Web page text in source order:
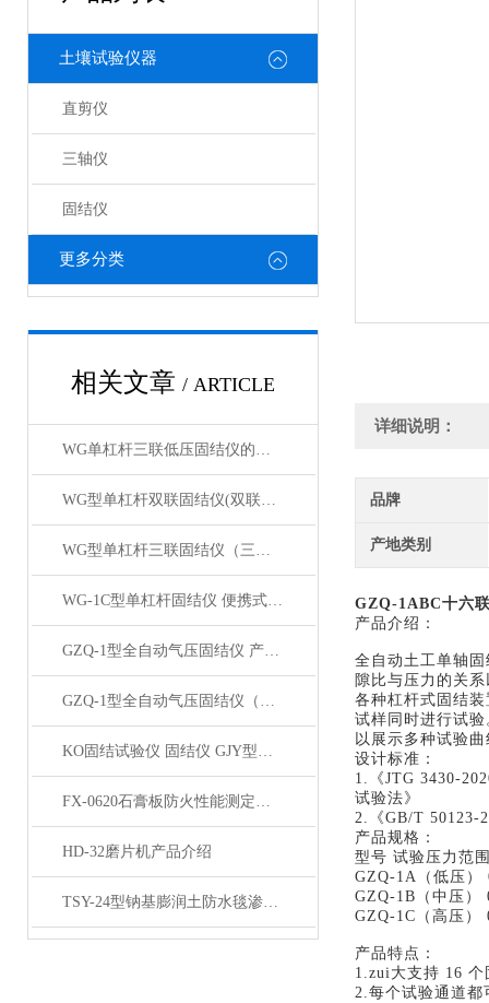
土壤试验仪器
直剪仪
三轴仪
固结仪
更多分类
相关文章 / ARTICLE
WG单杠杆三联低压固结仪的工作原理与结构解析
WG型单杠杆双联固结仪(双联低压双联中压）产品展示
WG型单杠杆三联固结仪（三联低压三联中压）产品展示
WG-1C型单杠杆固结仪 便携式轻便单联固结仪产品展示
GZQ-1型全自动气压固结仪 产品展示
GZQ-1型全自动气压固结仪（高压）产品展示
KO固结试验仪 固结仪 GJY型KO固结试验仪产品展示
FX-0620石膏板防火性能测定仪产品展示
HD-32磨片机产品介绍
TSY-24型钠基膨润土防水毯渗透系数测定仪产品简介
详细说明：
品牌
产地类别
GZQ-1ABC十六
产品介绍：
全自动土工单轴
隙比与压力的关
各种杠杆式固结
试样同时进行试
以展示多种试验
设计标准：
1.《JTG 3430-
试验法》
2.《GB/T 50123-
产品规格：
型号 试验压力范
GZQ-1A（低压）
GZQ-1B（中压）
GZQ-1C（高压）
产品特点：
1.zui大支持 16
2.每个试验通道都